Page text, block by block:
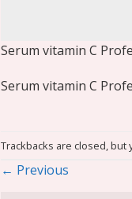
Serum vitamin C
Serum vitamin C
Trackbacks are closed, but
← Previous